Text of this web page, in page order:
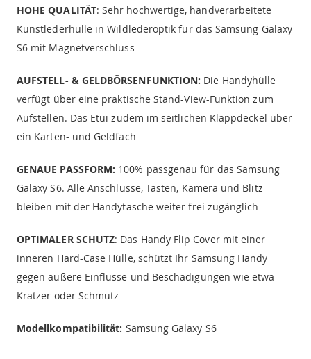
HOHE QUALITÄT: Sehr hochwertige, handverarbeitete
Kunstlederhülle in Wildlederoptik für das Samsung Galaxy
S6 mit Magnetverschluss
AUFSTELL- & GELDBÖRSENFUNKTION: Die Handyhülle
verfügt über eine praktische Stand-View-Funktion zum
Aufstellen. Das Etui zudem im seitlichen Klappdeckel über
ein Karten- und Geldfach
GENAUE PASSFORM: 100% passgenau für das Samsung
Galaxy S6. Alle Anschlüsse, Tasten, Kamera und Blitz
bleiben mit der Handytasche weiter frei zugänglich
OPTIMALER SCHUTZ: Das Handy Flip Cover mit einer
inneren Hard-Case Hülle, schützt Ihr Samsung Handy
gegen äußere Einflüsse und Beschädigungen wie etwa
Kratzer oder Schmutz
Modellkompatibilität: Samsung Galaxy S6